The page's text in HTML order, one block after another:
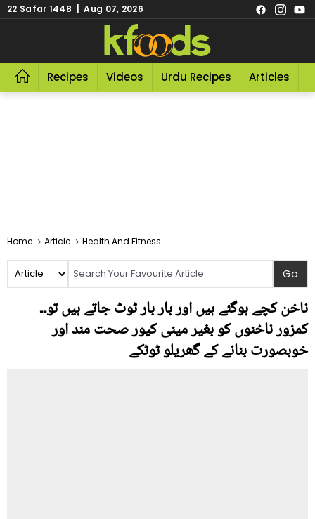
22 Safar 1448 | Aug 07, 2026
Recipes Videos Urdu Recipes Articles
Home Article Health And Fitness
ناخن کچے ہوگئے ہیں اور بار بار ٹوٹ جاتے ہیں تو۔۔
کمزور ناخنوں کو بغیر مینی کیور صحت مند اور
خوبصورت بنانے کے گھریلو ٹوٹکے